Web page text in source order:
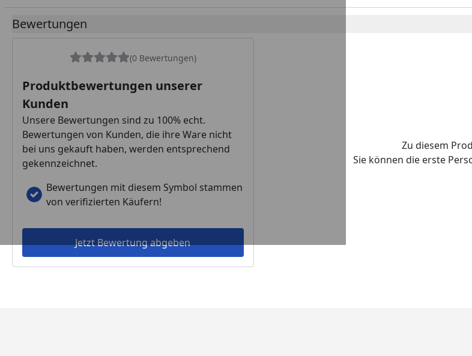
Bewertungen
(0 Bewertungen)
Produktbewertungen unserer
Kunden
Unsere Bewertungen sind zu 100% echt.
Bewertungen von Kunden, die ihre Ware nicht
bei uns gekauft haben, werden entsprechend
gekennzeichnet.
Bewertungen mit diesem Symbol stammen
von verifizierten Käufern!
Jetzt Bewertung abgeben
Zu diesem
Sie können die erste